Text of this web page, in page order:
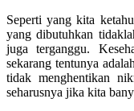
Seperti yang kita
yang dibutuhkan
juga terganggu.
sekarang tentunya
tidak menghentikan
seharusnya jika kita